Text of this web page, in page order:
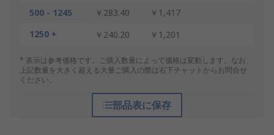
500 - 1245
￥283.40
￥1,417
1250 +
￥240.20 ￥1,201
* 表示は参考価格です。ご購入数量によって価格は変動します。なお、
上記数量を大きく超える大量ご購入の際は右下チャットからお問合せ
ください。
部品表に保存